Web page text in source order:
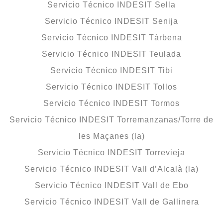
Servicio Técnico INDESIT Sella
Servicio Técnico INDESIT Senija
Servicio Técnico INDESIT Tàrbena
Servicio Técnico INDESIT Teulada
Servicio Técnico INDESIT Tibi
Servicio Técnico INDESIT Tollos
Servicio Técnico INDESIT Tormos
Servicio Técnico INDESIT Torremanzanas/Torre de
les Maçanes (la)
Servicio Técnico INDESIT Torrevieja
Servicio Técnico INDESIT Vall d’Alcalà (la)
Servicio Técnico INDESIT Vall de Ebo
Servicio Técnico INDESIT Vall de Gallinera